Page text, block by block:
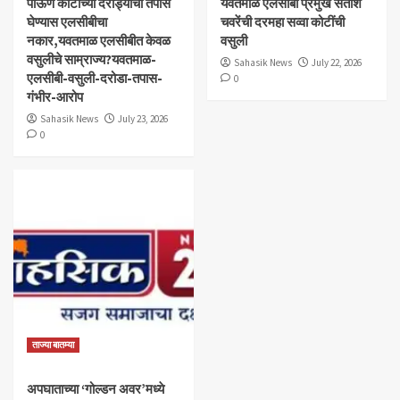
घेण्यास एलसीबीचा
नकार,यवतमाळ एलसीबीत केवळ
वसुलीचे साम्राज्य?यवतमाळ-
एलसीबी-वसुली-दरोडा-तपास-
गंभीर-आरोप
Sahasik News
July 23, 2026
0
चवरेंची दरमहा सव्वा कोटींची
वसुली
Sahasik News
July 22, 2026
0
ताज्या बातम्या
अपघाताच्या ‘गोल्डन अवर’मध्ये